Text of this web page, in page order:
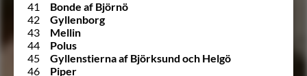
41
Bonde af Björnö
42
Gyllenborg
43
Mellin
44
Polus
45
Gyllenstierna af Björksund och Helgö
46
Piper